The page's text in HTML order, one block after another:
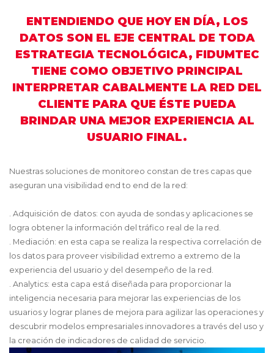
ENTENDIENDO QUE HOY EN DÍA, LOS
DATOS SON EL EJE CENTRAL DE TODA
ESTRATEGIA TECNOLÓGICA, FIDUMTEC
TIENE COMO OBJETIVO PRINCIPAL
INTERPRETAR CABALMENTE LA RED DEL
CLIENTE PARA QUE ÉSTE PUEDA
BRINDAR UNA MEJOR EXPERIENCIA AL
USUARIO FINAL.
Nuestras soluciones de monitoreo constan de tres capas que
aseguran una visibilidad end to end de la red:
. Adquisición de datos: con ayuda de sondas y aplicaciones se
logra obtener la información del tráfico real de la red.
. Mediación: en esta capa se realiza la respectiva correlación de
los datos para proveer visibilidad extremo a extremo de la
experiencia del usuario y del desempeño de la red.
. Analytics: esta capa está diseñada para proporcionar la
inteligencia necesaria para mejorar las experiencias de los
usuarios y lograr planes de mejora para agilizar las operaciones y
descubrir modelos empresariales innovadores a través del uso y
la creación de indicadores de calidad de servicio.